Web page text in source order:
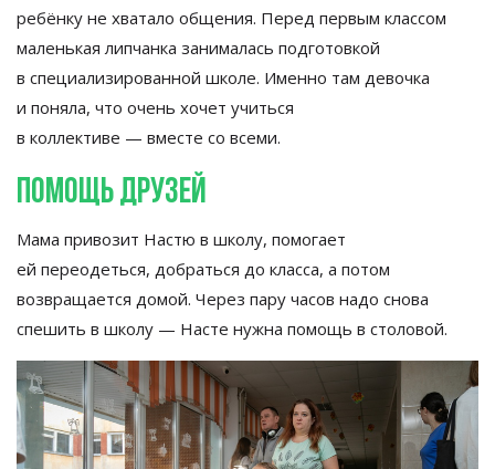
ребёнку не хватало общения. Перед первым классом
маленькая липчанка занималась подготовкой
в специализированной школе. Именно там девочка
и поняла, что очень хочет учиться
в коллективе — вместе со всеми.
Помощь друзей
Мама привозит Настю в школу, помогает
ей переодеться, добраться до класса, а потом
возвращается домой. Через пару часов надо снова
спешить в школу — Насте нужна помощь в столовой.